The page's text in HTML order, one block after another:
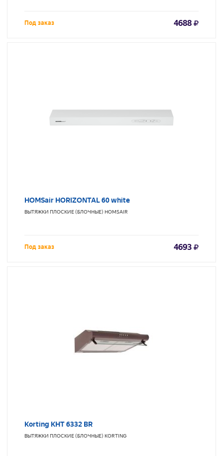
Под заказ 4688
HOMSair HORIZONTAL 60 white
ВЫТЯЖКИ ПЛОСКИЕ (БЛОЧНЫЕ) HOMSAIR
Под заказ 4693
Korting KHT 6332 BR
ВЫТЯЖКИ ПЛОСКИЕ (БЛОЧНЫЕ) KORTING